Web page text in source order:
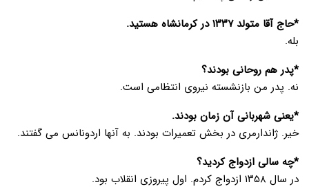
*حاج آقا متولد ۱۳۳۷ در کرمانشاه هستید.
بله.
*پدر هم روحانی بودند؟
نه. پدر من بازنشسته نیروی انتظامی است.
*یعنی شهربانی آن زمان بودند.
خیر. ژاندارمری در بخش تعمیرات بودند. به آنها اردونانس می گفتند.
*چه سالی ازدواج کردید؟
در سال ۱۳۵۸ ازدواج کردم. اول پیروزی انقلاب بود.